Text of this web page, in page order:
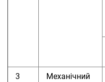
3
Механічний